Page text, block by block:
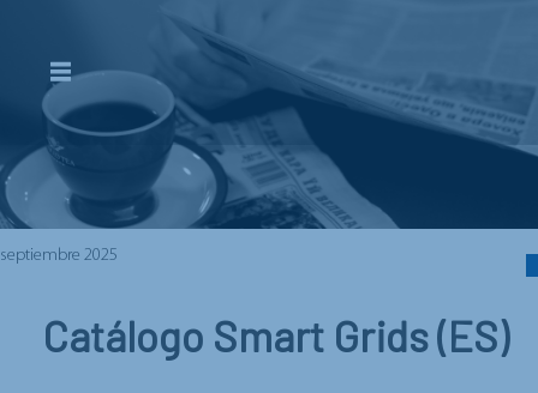
septiembre 2025
Catálogo Smart Grids (ES)